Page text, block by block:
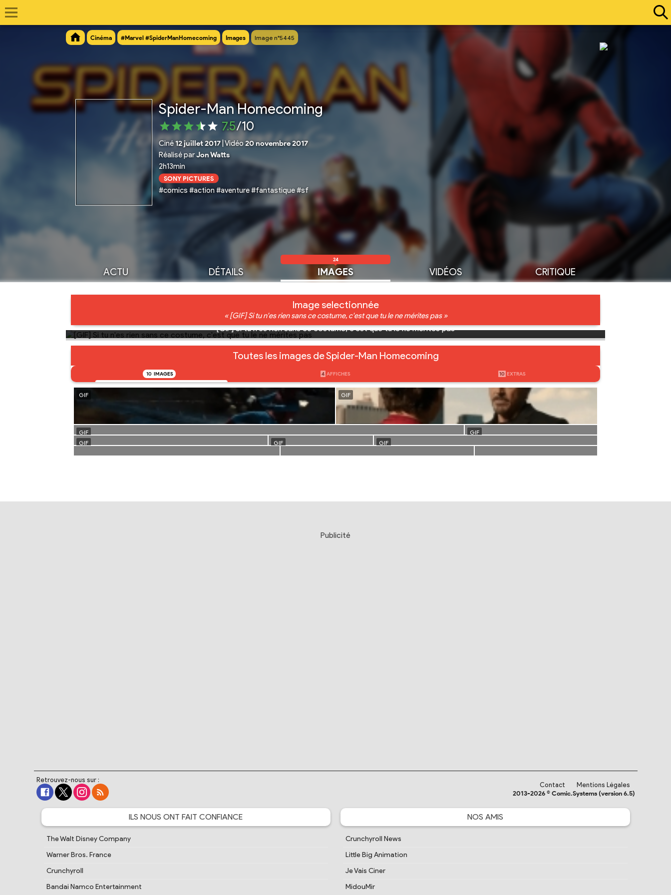
Cinéma #Marvel #SpiderManHomecoming Images Image n°5445
Spider-Man Homecoming
7.5/10
Ciné12 juillet 2017 Vidéo20 novembre 2017
Réalisé parJon Watts
2h13min
SONY PICTURES
#comics #action #aventure #fantastique #sf
ACTU DÉTAILS IMAGES
24
VIDÉOS CRITIQUE
Image selectionnée
« [GIF] Si tu n'es rien sans ce costume, c'est que tu le ne mérites pas »
[GIF] Si tu n'es rien sans ce costume, c'est que tu le ne mérites pas
Toutes les images de Spider-Man Homecoming
10 IMAGES 4 AFFICHES 10 EXTRAS
Publicité
Retrouvez-nous sur :
Contact
Mentions Légales
2013-2026 © Comic.Systems (version 6.5)
ILS NOUS ONT FAIT CONFIANCE
The Walt Disney Company
Warner Bros. France
Crunchyroll
Bandai Namco Entertainment
NOS AMIS
Crunchyroll News
Little Big Animation
Je Vais Ciner
MidouMir